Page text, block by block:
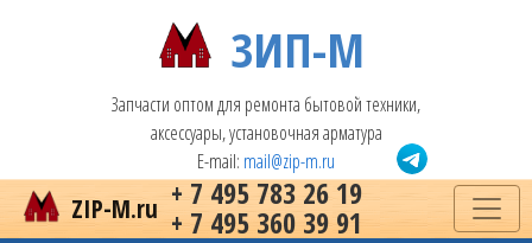
ЗИП-М
Запчасти оптом для ремонта бытовой техники,
аксессуары, установочная арматура
E-mail: mail@zip-m.ru
+ 7 495 783 26 19
+ 7 495 360 39 91
ZIP-M.ru